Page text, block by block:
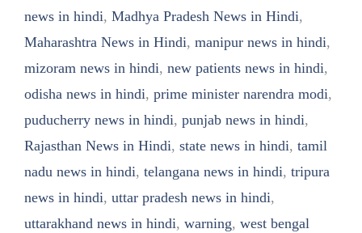
news in hindi, Madhya Pradesh News in Hindi,
Maharashtra News in Hindi, manipur news in hindi,
mizoram news in hindi, new patients news in hindi,
odisha news in hindi, prime minister narendra modi,
puducherry news in hindi, punjab news in hindi,
Rajasthan News in Hindi, state news in hindi, tamil
nadu news in hindi, telangana news in hindi, tripura
news in hindi, uttar pradesh news in hindi,
uttarakhand news in hindi, warning, west bengal